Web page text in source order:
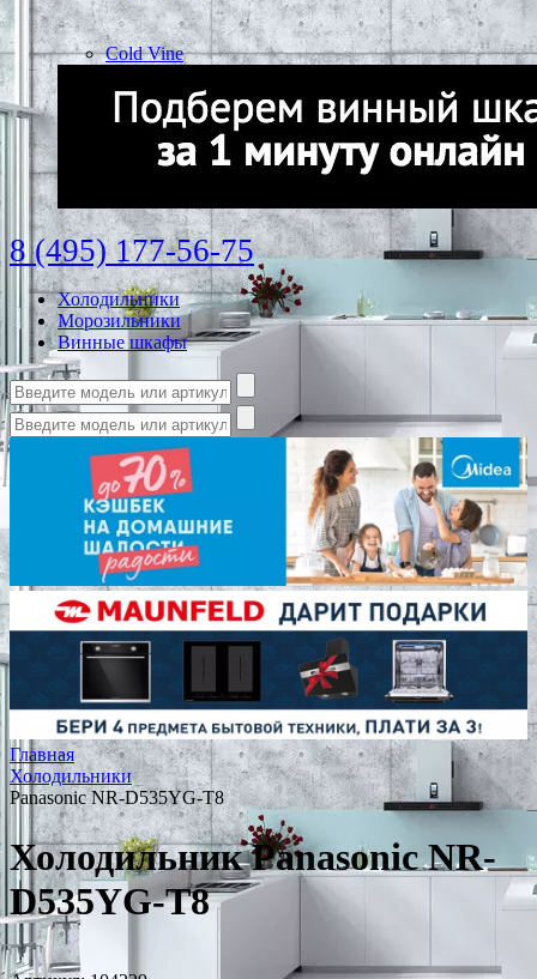
Cold Vine
8 (495) 177-56-75
Холодильники
Морозильники
Винные шкафы
Главная
Холодильники
Panasonic NR-D535YG-T8
Холодильник Panasonic NR-
D535YG-T8